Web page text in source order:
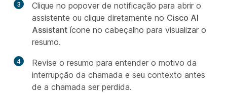
3
Clique no popover de notificação para abrir o
assistente ou clique diretamente no Cisco AI
Assistant ícone no cabeçalho para visualizar o
resumo.
4
Revise o resumo para entender o motivo da
interrupção da chamada e seu contexto antes
de a chamada ser perdida.